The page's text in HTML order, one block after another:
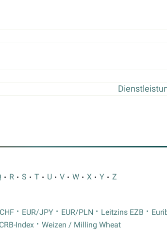
R S T U V W X Y Z
EUR/JPY EUR/PLN Leitzins EZB
CRB-Index Weizen / Milling Wheat